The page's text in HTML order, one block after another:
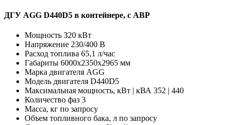
ДГУ AGG D440D5 в контейнере, с АВР
Мощность 320 кВт
Напряжение 230/400 В
Расход топлива 65,1 л/час
Габариты 6000х2350х2965 мм
Марка двигателя AGG
Модель двигателя D440D5
Максимальная мощность, кВт | кВА 352 | 440
Количество фаз 3
Масса, кг по запросу
Объем топливного бака, л по запросу